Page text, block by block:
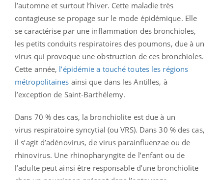
l’automne et surtout l’hiver. Cette maladie très
contagieuse se propage sur le mode épidémique. Elle
se caractérise par une inflammation des bronchioles,
les petits conduits respiratoires des poumons, due à un
virus qui provoque une obstruction de ces bronchioles.
Cette année, l’épidémie a touché toutes les régions
métropolitaines ainsi que dans les Antilles, à
l’exception de Saint-Barthélemy.
Dans 70 % des cas, la bronchiolite est due à un
virus respiratoire syncytial (ou VRS). Dans 30 % des cas,
il s’agit d’adénovirus, de virus parainfluenzae ou de
rhinovirus. Une rhinopharyngite de l’enfant ou de
l’adulte peut ainsi être responsable d’une bronchiolite